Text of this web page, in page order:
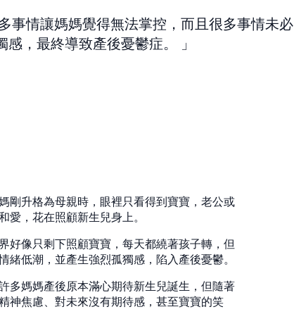
事情讓媽媽覺得無法掌控，而且很多事情未必
，最終導致產後憂鬱症。
剛升格為母親時，眼裡只看得到寶寶，老公或
，花在照顧新生兒身上。
好像只剩下照顧寶寶，每天都繞著孩子轉，但
低潮，並產生強烈孤獨感，陷入產後憂鬱。
多媽媽產後原本滿心期待新生兒誕生，但隨著
神焦慮、對未來沒有期待感，甚至寶寶的笑